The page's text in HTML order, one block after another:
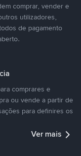
comprar, vender e
utilizadores,
de pagamento
comprares e
ou vende a partir de
para definires os
Ver mais